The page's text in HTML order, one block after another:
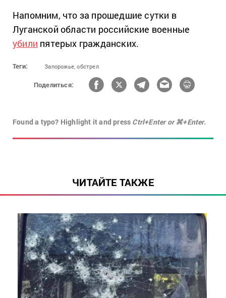
Напомним, что за прошедшие сутки в
Луганской области российские военные
убили пятерых гражданских.
Теги: Запорожье, обстрел
Поделиться:
Found a typo? Highlight it and press Ctrl+Enter or ⌘+Enter.
ЧИТАЙТЕ ТАКЖЕ